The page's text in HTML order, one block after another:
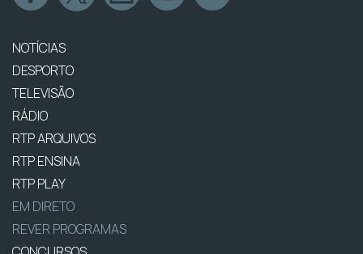
NOTÍCIAS
DESPORTO
TELEVISÃO
RÁDIO
RTP ARQUIVOS
RTP ENSINA
RTP PLAY
EM DIRETO
REVER PROGRAMAS